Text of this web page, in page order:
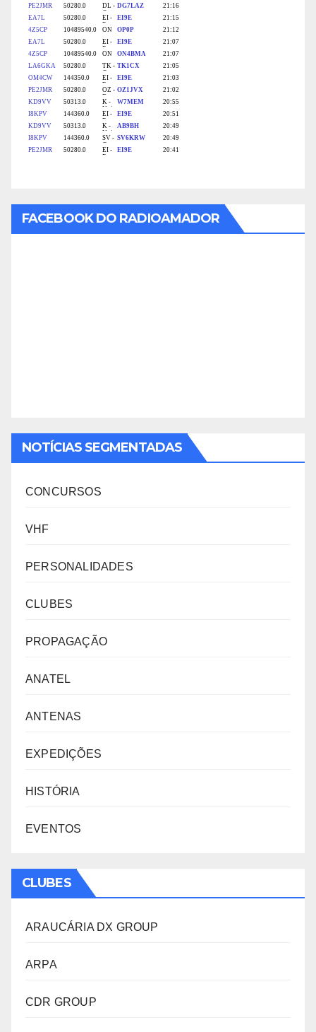
FACEBOOK DO RADIOAMADOR
NOTÍCIAS SEGMENTADAS
CONCURSOS
VHF
PERSONALIDADES
CLUBES
PROPAGAÇÃO
ANATEL
ANTENAS
EXPEDIÇÕES
HISTÓRIA
EVENTOS
CLUBES
ARAUCÁRIA DX GROUP
ARPA
CDR GROUP